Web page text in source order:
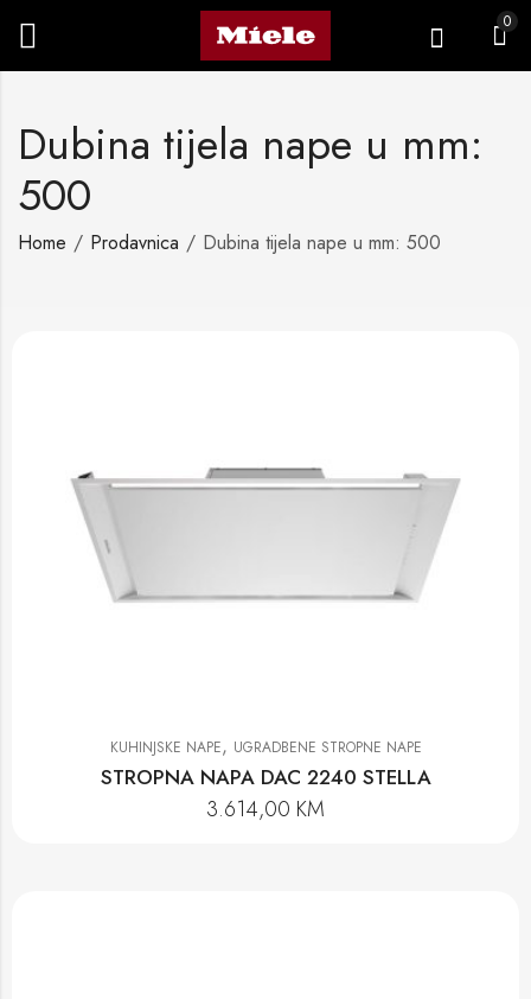
0
Dubina tijela nape u mm:
500
Home Prodavnica Dubina tijela nape u mm: 500
KUHINJSKE NAPE, UGRADBENE STROPNE NAPE
STROPNA NAPA DAC 2240 STELLA
3.614,00 KM